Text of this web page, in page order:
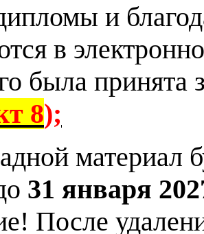
и
в
была принята
8);
материал
31 января
После